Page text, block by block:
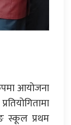
आयोजना
स्कूल प्रथम